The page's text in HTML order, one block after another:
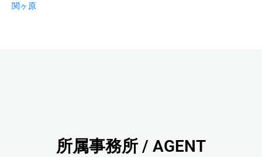
関ヶ原
所属事務所 / AGENT